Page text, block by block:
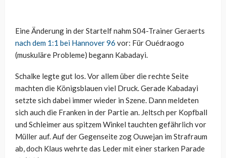
Eine Änderung in der Startelf nahm S04-Trainer Geraerts
nach dem 1:1 bei Hannover 96 vor: Für Ouédraogo
(muskuläre Probleme) begann Kabadayi.
Schalke legte gut los. Vor allem über die rechte Seite
machten die Königsblauen viel Druck. Gerade Kabadayi
setzte sich dabei immer wieder in Szene. Dann meldeten
sich auch die Franken in der Partie an. Jeltsch per Kopfball
und Schleimer aus spitzem Winkel tauchten gefährlich vor
Müller auf. Auf der Gegenseite zog Ouwejan im Strafraum
ab, doch Klaus wehrte das Leder mit einer starken Parade